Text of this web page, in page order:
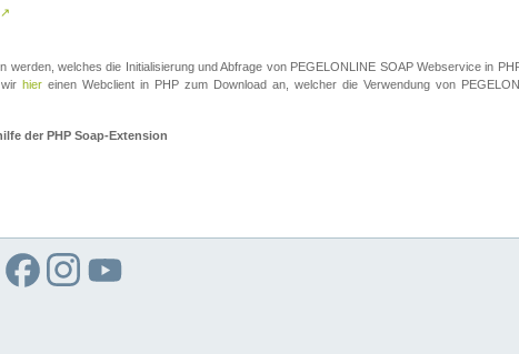
↗
welches die Initialisierung und Abfrage von PEGELONLINE SOAP Webservice in
hier einen Webclient in PHP zum Download an, welcher die Verwendung von
der PHP Soap-Extension